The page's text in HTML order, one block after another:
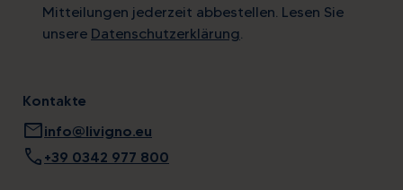
Mitteilungen jederzeit abbestellen. Lesen Sie
unsere Datenschutzerklärung
Kontakte
mailinfo@livigno.eu
call +39 0342 977 800